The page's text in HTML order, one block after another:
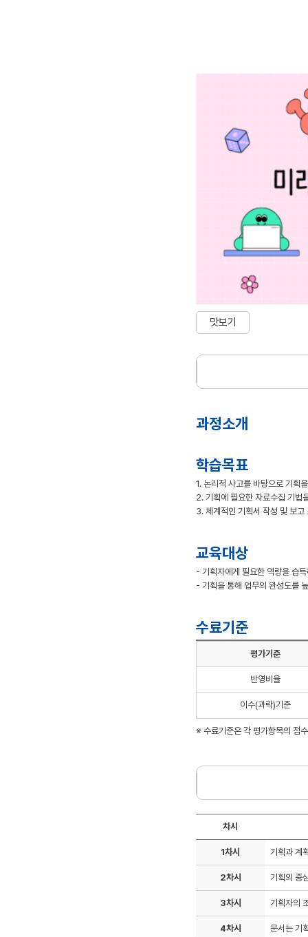
맛보기
과정소개
학습목표
1. 논리적 사고를 바탕으로 기획
2. 기획에 필요한 자료수집 기법
3. 체계적인 기획서 작성 및 보
교육대상
- 기획자에게 필요한 역량을 습
- 기획을 통해 업무의 완성도를
수료기준
평가기준
반영비율
이수(과락)기준
※ 수료기준은 각 평가항목의 점
차시
1차시 기획과 계
2차시 기획의 중
3차시 기획자의
4차시 문서는 기